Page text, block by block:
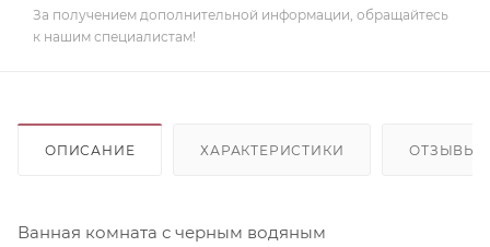
За получением дополнительной информации, обращайтесь
к нашим специалистам!
ОПИСАНИЕ ХАРАКТЕРИСТИКИ ОТЗЫВЫ
Ванная комната с черным водяным